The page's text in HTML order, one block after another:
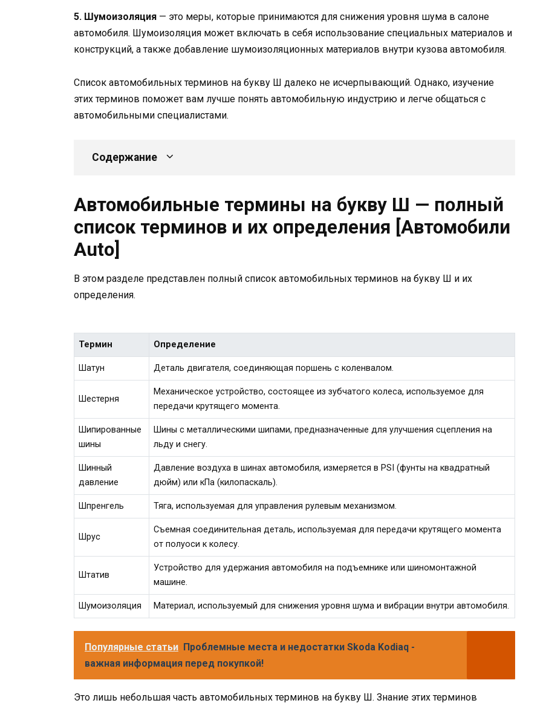
5. Шумоизоляция — это меры, которые принимаются для снижения уровня шума в салоне
автомобиля. Шумоизоляция может включать в себя использование специальных материалов и
конструкций, а также добавление шумоизоляционных материалов внутри кузова автомобиля.
Список автомобильных терминов на букву Ш далеко не исчерпывающий. Однако, изучение
этих терминов поможет вам лучше понять автомобильную индустрию и легче общаться с
автомобильными специалистами.
Содержание
Автомобильные термины на букву Ш — полный
список терминов и их определения [Автомобили
Auto]
В этом разделе представлен полный список автомобильных терминов на букву Ш и их
определения.
Термин Определение
Шатун Деталь двигателя, соединяющая поршень с коленвалом.
Шестерня
Механическое устройство, состоящее из зубчатого колеса, используемое для
передачи крутящего момента.
Шипированные
шины
Шины с металлическими шипами, предназначенные для улучшения сцепления на
льду и снегу.
Шинный
давление
Давление воздуха в шинах автомобиля, измеряется в PSI (фунты на квадратный
дюйм) или кПа (килопаскаль).
Шпренгель Тяга, используемая для управления рулевым механизмом.
Шрус
Съемная соединительная деталь, используемая для передачи крутящего момента
от полуоси к колесу.
Штатив
Устройство для удержания автомобиля на подъемнике или шиномонтажной
машине.
Шумоизоляция Материал, используемый для снижения уровня шума и вибрации внутри автомобиля.
Популярные статьи Проблемные места и недостатки Skoda Kodiaq -
важная информация перед покупкой!
Это лишь небольшая часть автомобильных терминов на букву Ш. Знание этих терминов